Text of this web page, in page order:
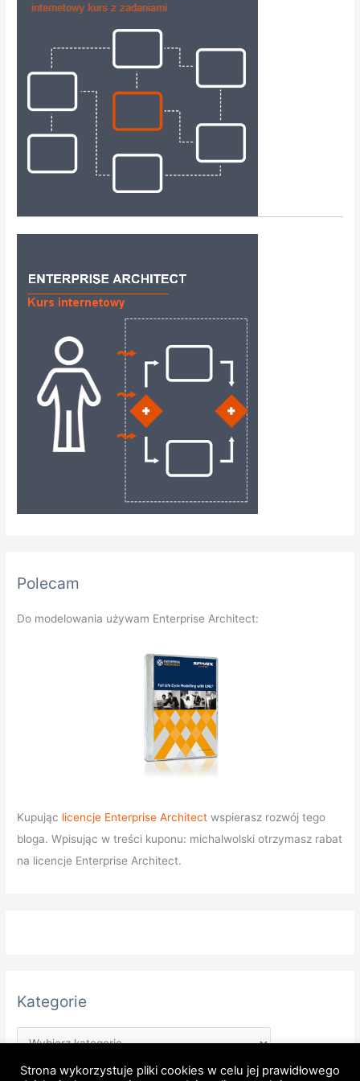
Polecam
Do modelowania używam Enterprise Architect:
Kupując licencje Enterprise Architect wspierasz rozwój tego
bloga. Wpisując w treści kuponu: michalwolski otrzymasz rabat
na licencje Enterprise Architect.
Kategorie
Strona wykorzystuje pliki cookies w celu jej prawidłowego